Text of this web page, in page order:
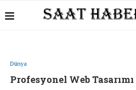
Dünya
Profesyonel Web Tasarımı